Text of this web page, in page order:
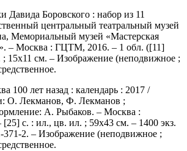
Давида Боровского : набор из 11
центральный театральный музей
Мемориальный музей «Мастерская
– Москва : ГЦТМ, 2016. – 1 обл. ([11]
; 15х11 см. – Изображение (неподвижное ;
100 лет назад : календарь : 2017 /
О. Лекманов, Ф. Лекманов ;
А. Рыбаков. – Москва :
с. : ил., цв. ил. ; 59х43 см. – 1400 экз.
371-2. – Изображение (неподвижное ;